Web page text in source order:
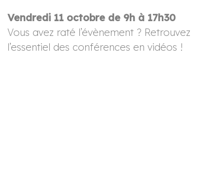
Vendredi 11 octobre de 9h à 17h30
Vous avez raté l’évènement ? Retrouvez
l’essentiel des conférences en vidéos !